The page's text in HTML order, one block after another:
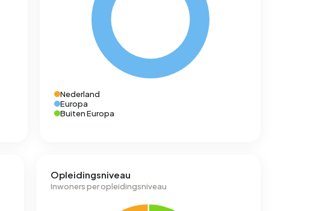
Nederland
Europa
Buiten Europa
Opleidingsniveau
Inwoners per opleidingsniveau